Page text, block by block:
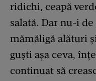
ridichi, ceapă
salată. Dar nu-i
mămăligă alături
guști așa ceva,
continuat să